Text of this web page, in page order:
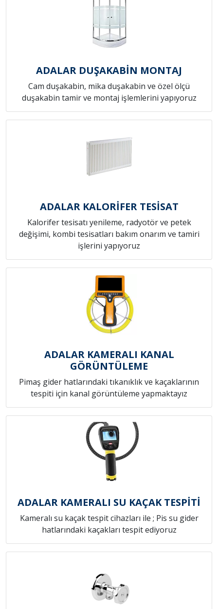
ADALAR DUŞAKABİN MONTAJ
Cam duşakabin, mika duşakabin ve özel ölçü
duşakabin tamir ve montaj işlemlerini yapıyoruz
ADALAR KALORİFER TESİSAT
Kalorifer tesisatı yenileme, radyotör ve petek
değişimi, kombi tesisatları bakım onarım ve tamiri
işlerini yapıyoruz
ADALAR KAMERALI KANAL
GÖRÜNTÜLEME
Pimaş gider hatlarındaki tıkanıklık ve kaçaklarının
tespiti için kanal görüntüleme yapmaktayız
ADALAR KAMERALI SU KAÇAK TESPİTİ
Kameralı su kaçak tespit cihazları ile ; Pis su gider
hatlarındaki kaçakları tespit ediyoruz